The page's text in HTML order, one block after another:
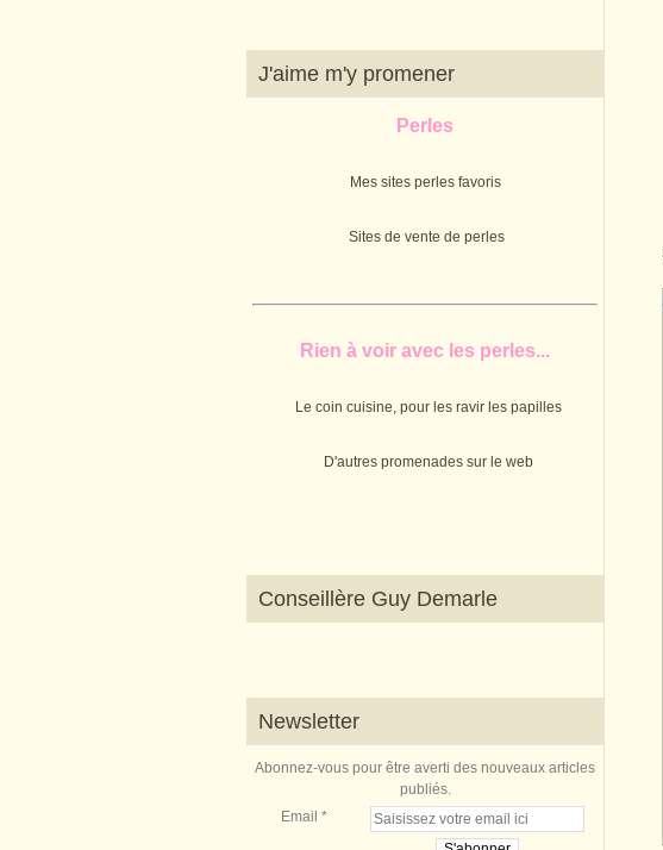
J'aime m'y promener
Perles
Mes sites perles favoris
Sites de vente de perles
Rien à voir avec les perles...
Le coin cuisine, pour les ravir les papilles
D'autres promenades sur le web
Conseillère Guy Demarle
Newsletter
Abonnez-vous pour être averti des nouveaux articles
publiés.
Email